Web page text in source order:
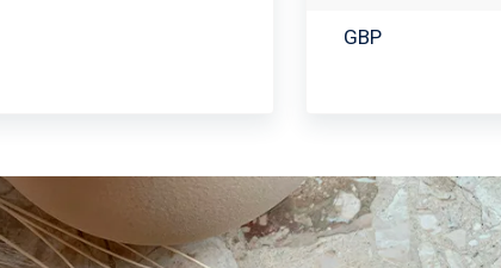
GBP